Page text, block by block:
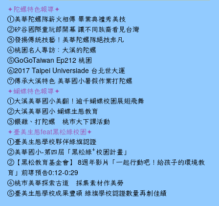
✦陀螺特色報導✦
①美華陀螺隊薪火相傳 畢業典禮秀美技
②矽谷國際童玩節開幕 讓不同族裔看見台灣
③發揚傳統技藝！美華陀螺隊絕技非凡
④桃園名人專訪：大溪的陀螺
⑤GoGoTaiwan Ep212 桃園
⑥2017 Taipei Universiade 台北世大運
⑦傳承大溪特色 美華國小暑假作業打陀螺
✦蝴蝶特色報導✦
①大溪美華國小美翻！逾千蝴蝶校園展翅飛舞
②大溪美華國小 蝴蝶生態教育
③餵雞、打陀螺 桃市大下課活動
✦臺美生態feat黑松綠校園✦
①臺美生態學校夥伴綠旗認證
②美華國小-第四屆「黑松綠⁺校園計畫」
②【黑松教育基金會】 8週年影片「一起行動吧！給孩子的環境教
育」前導預告0:12-0:29
④桃市美華探索古道 採集素材作美勞
⑤臺美生態學校成果豐碩 綠旗學校認證數量再創佳績